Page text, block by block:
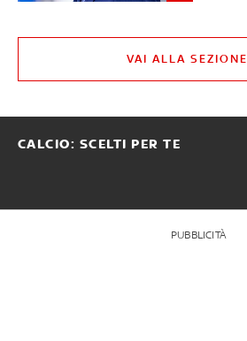
VAI ALLA SEZIONE
CALCIO: SCELTI PER TE
PUBBLICITÀ